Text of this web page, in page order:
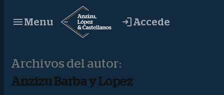
Menu Accede
Archivos del autor:
Anzizu Barba y Lopez